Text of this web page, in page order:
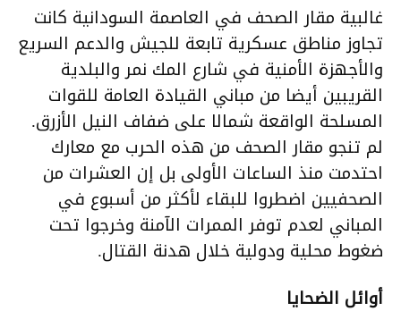
غالبية مقار الصحف في العاصمة السودانية كانت
تجاوز مناطق عسكرية تابعة للجيش والدعم السريع
والأجهزة الأمنية في شارع المك نمر والبلدية
القريبين أيضا من مباني القيادة العامة للقوات
المسلحة الواقعة شمالا على ضفاف النيل الأزرق.
لم تنجو مقار الصحف من هذه الحرب مع معارك
احتدمت منذ الساعات الأولى بل إن العشرات من
الصحفيين اضطروا للبقاء لأكثر من أسبوع في
المباني لعدم توفر الممرات الآمنة وخرجوا تحت
ضغوط محلية ودولية خلال هدنة القتال.
أوائل الضحايا